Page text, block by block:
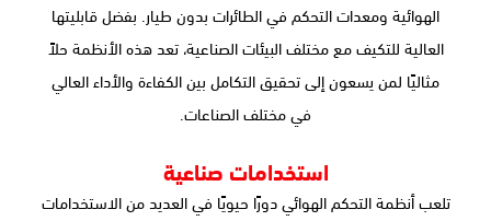
الهوائية ومعدات التحكم في الطائرات بدون طيار. بفضل قابليتها
العالية للتكيف مع مختلف البيئات الصناعية، تعد هذه الأنظمة حلاً
مثاليًا لمن يسعون إلى تحقيق التكامل بين الكفاءة والأداء العالي
في مختلف الصناعات.
استخدامات صناعية
تلعب أنظمة التحكم الهوائي دورًا حيويًا في العديد من الاستخدامات